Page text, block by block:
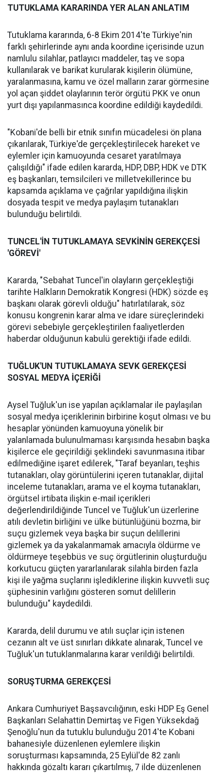
TUTUKLAMA KARARINDA YER ALAN ANLATIM
Tutuklama kararında, 6-8 Ekim 2014'te Türkiye'nin
farklı şehirlerinde aynı anda koordine içerisinde uzun
namlulu silahlar, patlayıcı maddeler, taş ve sopa
kullanılarak ve barikat kurularak kişilerin ölümüne,
yaralanmasına, kamu ve özel malların zarar görmesine
yol açan şiddet olaylarının terör örgütü PKK ve onun
yurt dışı yapılanmasınca koordine edildiği kaydedildi.
"Kobani'de belli bir etnik sınıfın mücadelesi ön plana
çıkarılarak, Türkiye'de gerçekleştirilecek hareket ve
eylemler için kamuoyunda cesaret yaratılmaya
çalışıldığı" ifade edilen kararda, HDP, DBP, HDK ve DTK
eş başkanları, temsilcileri ve milletvekillerince bu
kapsamda açıklama ve çağrılar yapıldığına ilişkin
dosyada tespit ve medya paylaşım tutanakları
bulunduğu belirtildi.
TUNCEL'İN TUTUKLAMAYA SEVKİNİN GEREKÇESİ
'GÖREVİ'
Kararda, "Sebahat Tuncel'in olayların gerçekleştiği
tarihte Halkların Demokratik Kongresi (HDK) sözde eş
başkanı olarak görevli olduğu" hatırlatılarak, söz
konusu kongrenin karar alma ve idare süreçlerindeki
görevi sebebiyle gerçekleştirilen faaliyetlerden
haberdar olduğunun kabulü gerektiği ifade edildi.
TUĞLUK'UN TUTUKLAMAYA SEVK GEREKÇESİ
SOSYAL MEDYA İÇERİĞİ
Aysel Tuğluk'un ise yapılan açıklamalar ile paylaşılan
sosyal medya içeriklerinin birbirine koşut olması ve bu
hesaplar yönünden kamuoyuna yönelik bir
yalanlamada bulunulmaması karşısında hesabın başka
kişilerce ele geçirildiği şeklindeki savunmasına itibar
edilmediğine işaret edilerek, "Taraf beyanları, teşhis
tutanakları, olay görüntülerini içeren tutanaklar, dijital
inceleme tutanakları, arama ve el koyma tutanakları,
örgütsel irtibata ilişkin e-mail içerikleri
değerlendirildiğinde Tuncel ve Tuğluk'un üzerlerine
atılı devletin birliğini ve ülke bütünlüğünü bozma, bir
suçu gizlemek veya başka bir suçun delillerini
gizlemek ya da yakalanmamak amacıyla öldürme ve
öldürmeye teşebbüs ve suç örgütlerinin oluşturduğu
korkutucu güçten yararlanılarak silahla birden fazla
kişi ile yağma suçlarını işlediklerine ilişkin kuvvetli suç
şüphesinin varlığını gösteren somut delillerin
bulunduğu" kaydedildi.
Kararda, delil durumu ve atılı suçlar için istenen
cezanın alt ve üst sınırları dikkate alınarak, Tuncel ve
Tuğluk'un tutuklanmalarına karar verildiği belirtildi.
SORUŞTURMA GEREKÇESİ
Ankara Cumhuriyet Başsavcılığının, eski HDP Eş Genel
Başkanları Selahattin Demirtaş ve Figen Yüksekdağ
Şenoğlu'nun da tutuklu bulunduğu 2014'te Kobani
bahanesiyle düzenlenen eylemlere ilişkin
soruşturması kapsamında, 25 Eylül'de 82 zanlı
hakkında gözaltı kararı çıkartılmış, 7 ilde düzenlenen